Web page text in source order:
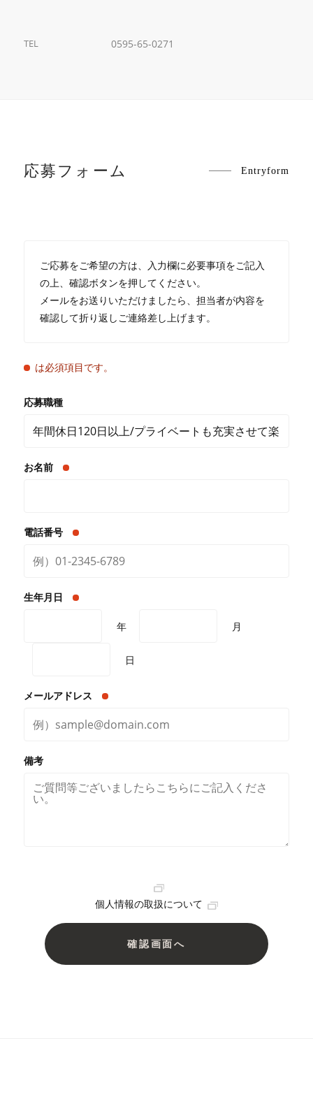
TEL 0595-65-0271
応募フォーム Entryform
ご応募をご希望の方は、入力欄に必要事項をご記入
の上、確認ボタンを押してください。
メールをお送りいただけましたら、担当者が内容を
確認して折り返しご連絡差し上げます。
は必須項目です。
応募職種
お名前
電話番号
生年月日
年 月
日
メールアドレス
備考
個人情報の取扱について